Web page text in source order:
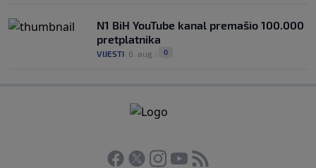
N1 BiH YouTube kanal premašio 100.000
pretplatnika
VIJESTI 6. aug. 0